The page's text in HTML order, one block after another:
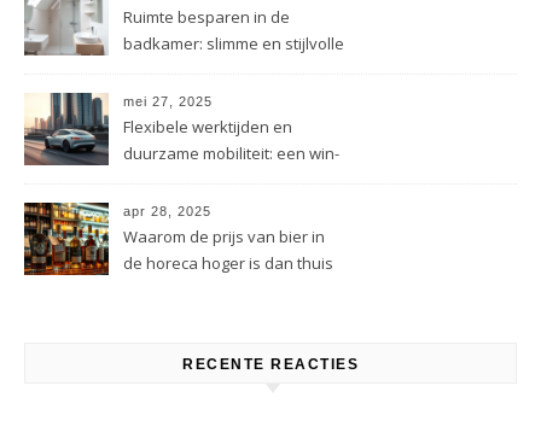
Ruimte besparen in de
badkamer: slimme en stijlvolle
mei 27, 2025
Flexibele werktijden en
duurzame mobiliteit: een win-
apr 28, 2025
Waarom de prijs van bier in
de horeca hoger is dan thuis
RECENTE REACTIES